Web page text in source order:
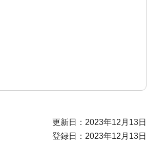
更新日：2023年12月13日
登録日：2023年12月13日